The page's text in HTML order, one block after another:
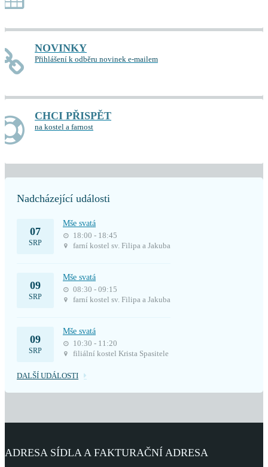
NOVINKY
Přihlášení k odběru novinek e-mailem
CHCI PŘISPĚT
na kostel a farnost
Nadcházející události
07
SRP
Mše svatá
18:00 - 18:45
farní kostel sv. Filipa a Jakuba
09
SRP
Mše svatá
08:30 - 09:15
farní kostel sv. Filipa a Jakuba
09
SRP
Mše svatá
10:30 - 11:20
filiální kostel Krista Spasitele
DALŠÍ UDÁLOSTI
ADRESA SÍDLA A FAKTURAČNÍ ADRESA